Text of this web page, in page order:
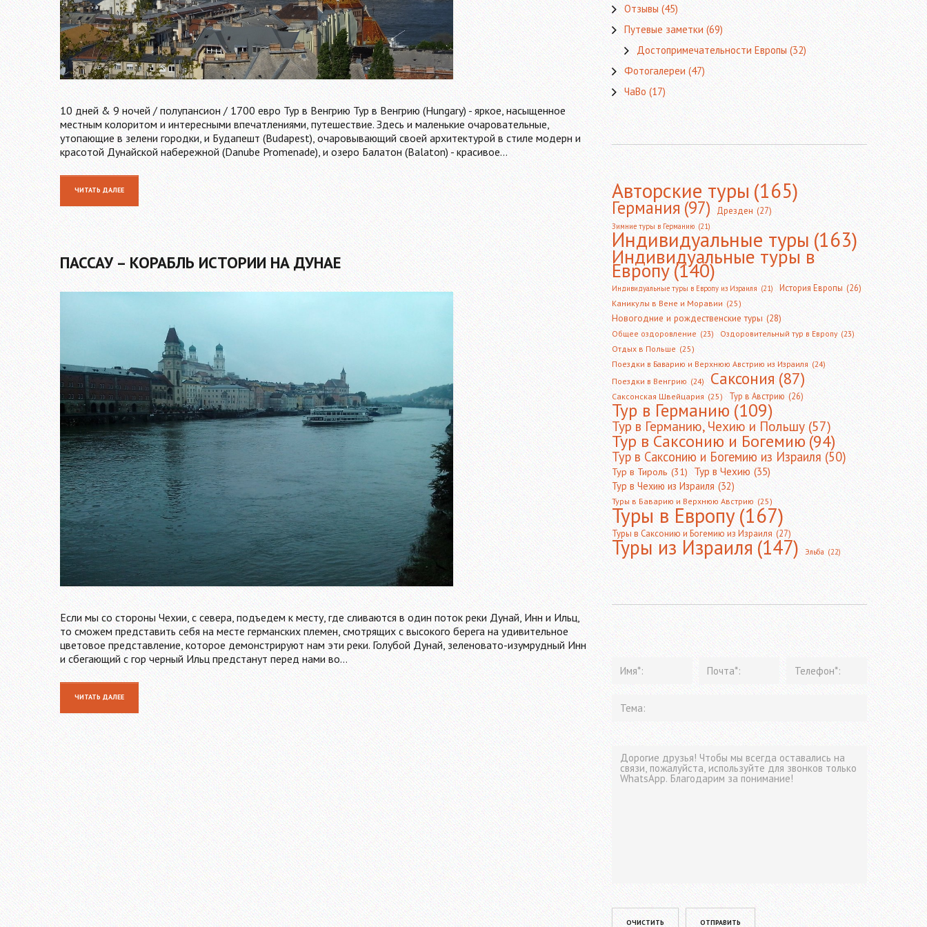
10 дней & 9 ночей / полупансион / 1700 евро Тур в Венгрию Тур в Венгрию (Hungary) - яркое, насыщенное
местным колоритом и интересными впечатлениями, путешествие. Здесь и маленькие очаровательные,
утопающие в зелени городки, и Будапешт (Budapest), очаровывающий своей архитектурой в стиле модерн и
красотой Дунайской набережной (Danube Promenade), и озеро Балатон (Balaton) - красивое…
ЧИТАТЬ ДАЛЕЕ
ПАССАУ – КОРАБЛЬ ИСТОРИИ НА ДУНАЕ
Если мы со стороны Чехии, с севера, подъедем к месту, где сливаются в один поток реки Дунай, Инн и Ильц,
то сможем представить себя на месте германских племен, смотрящих с высокого берега на удивительное
цветовое представление, которое демонстрируют нам эти реки. Голубой Дунай, зеленовато-изумрудный Инн
и сбегающий с гор черный Ильц предстанут перед нами во…
ЧИТАТЬ ДАЛЕЕ
Отзывы(45)
Путевые заметки(69)
Достопримечательности Европы(32)
Фотогалереи(47)
ЧаВо(17)
Авторские туры(165)
Германия(97) Дрезден (27)
Зимние туры в Германию (21)
Индивидуальные туры(163)
Индивидуальные туры в
Европу(140)
Индивидуальные туры в Европу из Израиля (21) История Европы (26)
Каникулы в Вене и Моравии (25)
Новогодние и рождественские туры (28)
Общее оздоровление (23) Оздоровительный тур в Европу (23)
Отдых в Польше (25)
Поездки в Баварию и Верхнюю Австрию из Израиля (24)
Поездки в Венгрию (24) Саксония (87)
Саксонская Швейцария (25) Тур в Австрию (26)
Тур в Германию(109)
Тур в Германию, Чехию и Польшу (57)
Тур в Саксонию и Богемию(94)
Тур в Саксонию и Богемию из Израиля (50)
Тур в Тироль (31) Тур в Чехию (35)
Тур в Чехию из Израиля (32)
Туры в Баварию и Верхнюю Австрию (25)
Туры в Европу(167)
Туры в Саксонию и Богемию из Израиля (27)
Туры из Израиля(147) Эльба (22)
Please leave this field empty.